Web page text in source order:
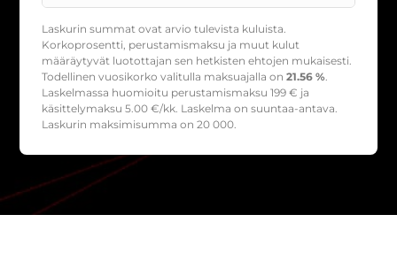
Laskurin summat ovat arvio tulevista kuluista.
Korkoprosentti, perustamismaksu ja muut kulut
määräytyvät luotottajan sen hetkisten ehtojen mukaisesti.
Todellinen vuosikorko valitulla maksuajalla on21.56 %.
Laskelmassa huomioitu perustamismaksu199 € ja
käsittelymaksu5.00 €/kk. Laskelma on suuntaa-antava.
Laskurin maksimisumma on 20 000.